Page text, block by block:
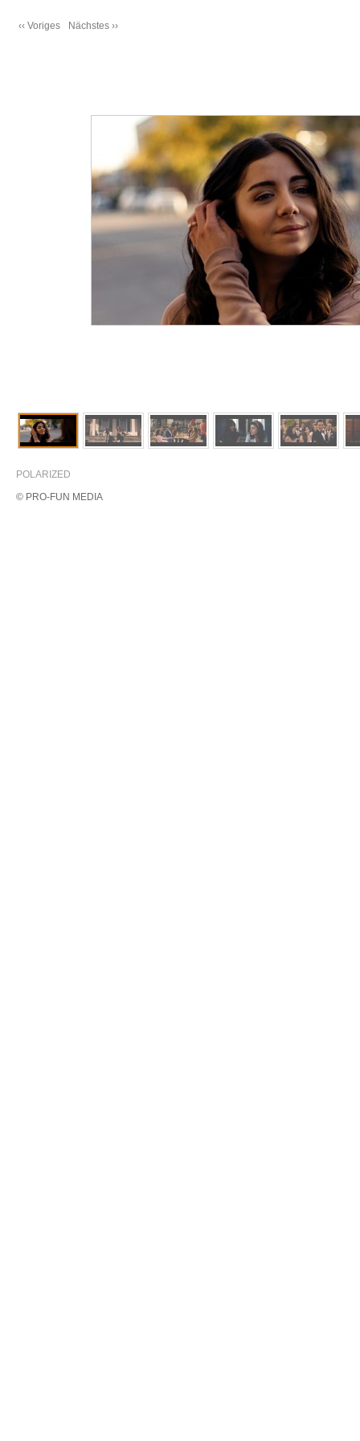
‹‹ Voriges Nächstes ››
POLARIZED
© PRO-FUN MEDIA